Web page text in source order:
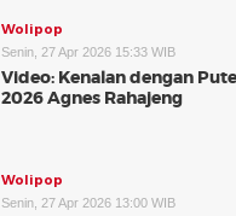
Wolipop
Senin, 27 Apr 2026 15:33 WIB
Video: Kenalan dengan
2026 Agnes Rahajeng
Wolipop
Senin, 27 Apr 2026 13:00 WIB